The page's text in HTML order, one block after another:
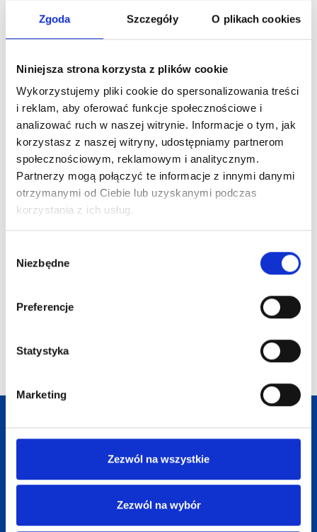
Zgoda Szczegóły O plikach cookies
Niniejsza strona korzysta z plików cookie
Wykorzystujemy pliki cookie do spersonalizowania treści
i reklam, aby oferować funkcje społecznościowe i
analizować ruch w naszej witrynie. Informacje o tym, jak
korzystasz z naszej witryny, udostępniamy partnerom
społecznościowym, reklamowym i analitycznym.
Partnerzy mogą połączyć te informacje z innymi danymi
otrzymanymi od Ciebie lub uzyskanymi podczas
korzystania z ich usług.
zgody
Niezbędne
Preferencje
Statystyka
Marketing
Zezwól na wszystkie
Zezwól na wybór
Althea ręcznik
sportowy 50x100
cm
Dostępne różne
kolory
30-elementowa
wodoodporna torba
pierwszej pomocy
Dostępne różne
sztućców
15,84
Darmowa wizualizacja
Profesjonalne doradztwo
Szeroka oferta produktów